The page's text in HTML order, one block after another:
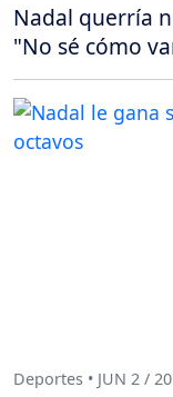
Nadal querría
"No sé cómo
Deportes • JUN 2 /